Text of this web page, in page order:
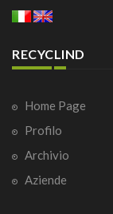
RECYCLIND
Home Page
Profilo
Archivio
Aziende